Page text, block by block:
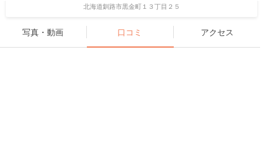
北海道釧路市黒金町１３丁目２５
写真・動画 口コミ アクセス